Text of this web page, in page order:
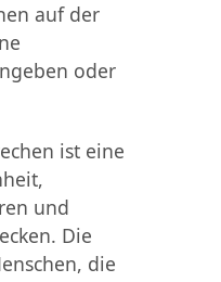
auf der
oder
ist eine
und
Die
die